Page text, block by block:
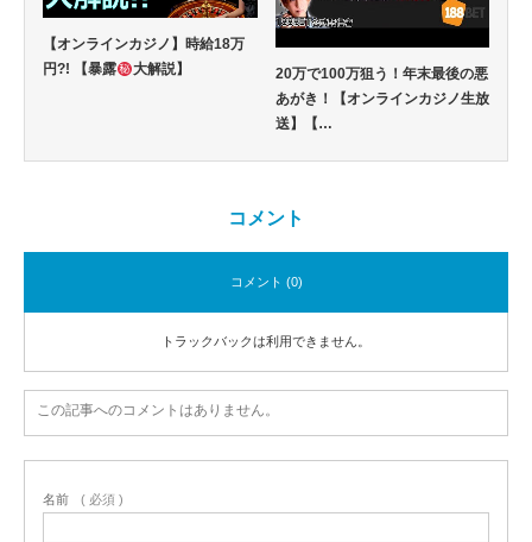
【オンラインカジノ】時給18万
円?! 【暴露
大解説】
20万で100万狙う！年末最後の悪
あがき！【オンラインカジノ生放
送】【…
コメント
コメント (0)
トラックバックは利用できません。
この記事へのコメントはありません。
名前 ( 必須 )